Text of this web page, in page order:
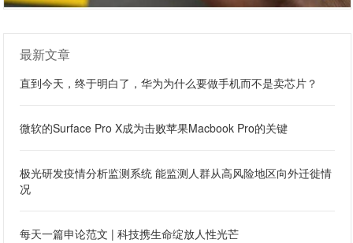
最新文章
直到今天，终于明白了，华为为什么要做手机而不是卖芯片？
微软的Surface Pro X成为击败苹果Macbook Pro的关键
极光研发疫情分析监测系统 能监测人群从高风险地区向外迁徙情
况
每天一篇申论范文 | 科技携生命绽放人性光芒